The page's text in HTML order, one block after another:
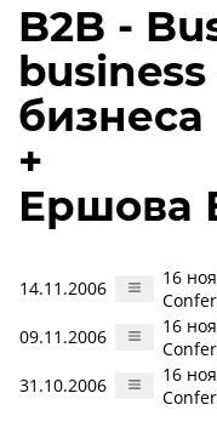
B2B -
бизнеса
+
Ершова
14.11.2006
16
09.11.2006
16
31.10.2006
16